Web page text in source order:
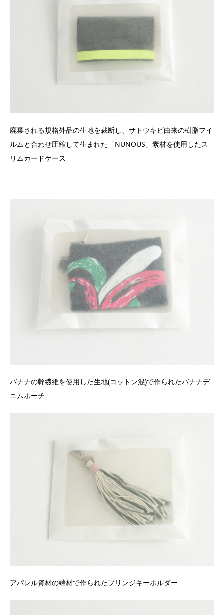
廃棄される規格外品の生地を裁断し、サトウキビ由来の樹脂フイ
ルムと合わせ圧縮して生まれた「NUNOUS」素材を使用したス
リムカードケース
バナナの幹繊維を使用した生地(コットン混)で作られたバナナデ
ニムポーチ
アパレル資材の端材で作られたフリンジキーホルダー